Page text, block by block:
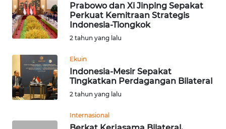
Prabowo dan Xi Jinping Sepakat
Perkuat Kemitraan Strategis
Indonesia-Tiongkok
2 tahun yang lalu
Ekuin
Indonesia-Mesir Sepakat
Tingkatkan Perdagangan Bilateral
2 tahun yang lalu
Internasional
INDEKS
BERITA
KAMI
INFO
IKLAN